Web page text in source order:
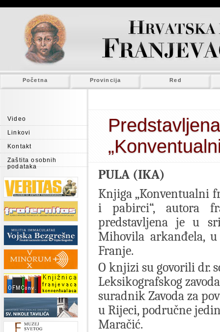
Početna Provincija Red
Video
Linkovi
Kontakt
Zaštita osobnih
podataka
PULA (IKA)
Knjiga „Konventualni
i pabirci“, autora
predstavljena je u
Mihovila arkanđela,
Franje.
O knjizi su govorili dr.
Leksikografskog
suradnik Zavoda za
u Rijeci, područne
Maračić.